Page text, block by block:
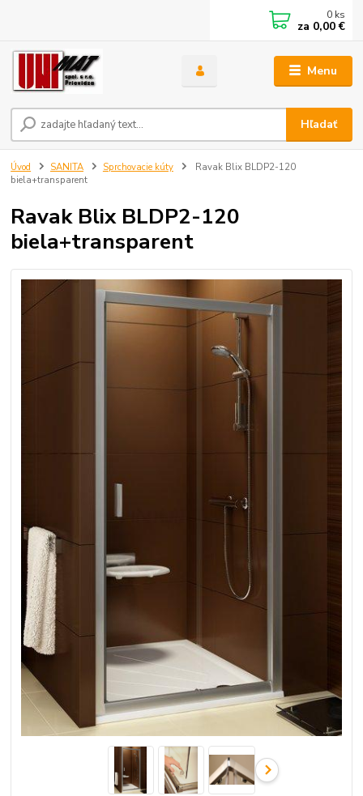
Menu
Hľadať
0 ks
za 0,00 €
Úvod SANITA Sprchovacie kúty
Ravak Blix BLDP2-120
biela+transparent
Ravak Blix BLDP2-120
biela+transparent